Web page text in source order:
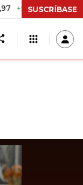
+2,19%
SUSCRÍBASE